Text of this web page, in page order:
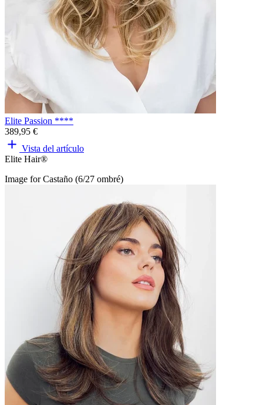
Elite Passion ****
389,95 €
Vista del artículo
Elite Hair®
Image for Castaño (6/27 ombré)